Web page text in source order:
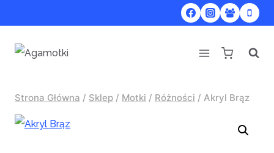
do
treści
Strona Główna / Sklep / Motki / Różności / Akryl Brąz